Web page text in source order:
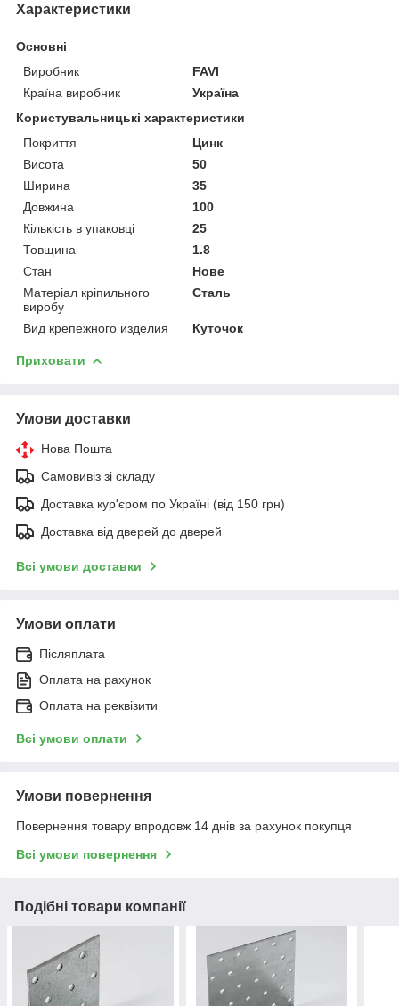
Характеристики
Основні
Виробник
FAVI
Країна виробник
Україна
Користувальницькі характеристики
Покриття
Цинк
Висота
50
Ширина
35
Довжина
100
Кількість в упаковці
25
Товщина
1.8
Стан
Нове
Матеріал кріпильного
виробу
Сталь
Вид крепежного изделия Куточок
Приховати
Умови доставки
Нова Пошта
Самовивіз зі складу
Доставка кур'єром по Україні (від 150 грн)
Доставка від дверей до дверей
Всі умови доставки
Умови оплати
Післяплата
Оплата на рахунок
Оплата на реквізити
Всі умови оплати
Умови повернення
Повернення товару впродовж 14 днів за рахунок покупця
Всі умови повернення
Подібні товари компанії